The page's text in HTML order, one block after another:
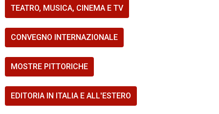
TEATRO, MUSICA, CINEMA E TV
CONVEGNO INTERNAZIONALE
MOSTRE PITTORICHE
EDITORIA IN ITALIA E ALL'ESTERO